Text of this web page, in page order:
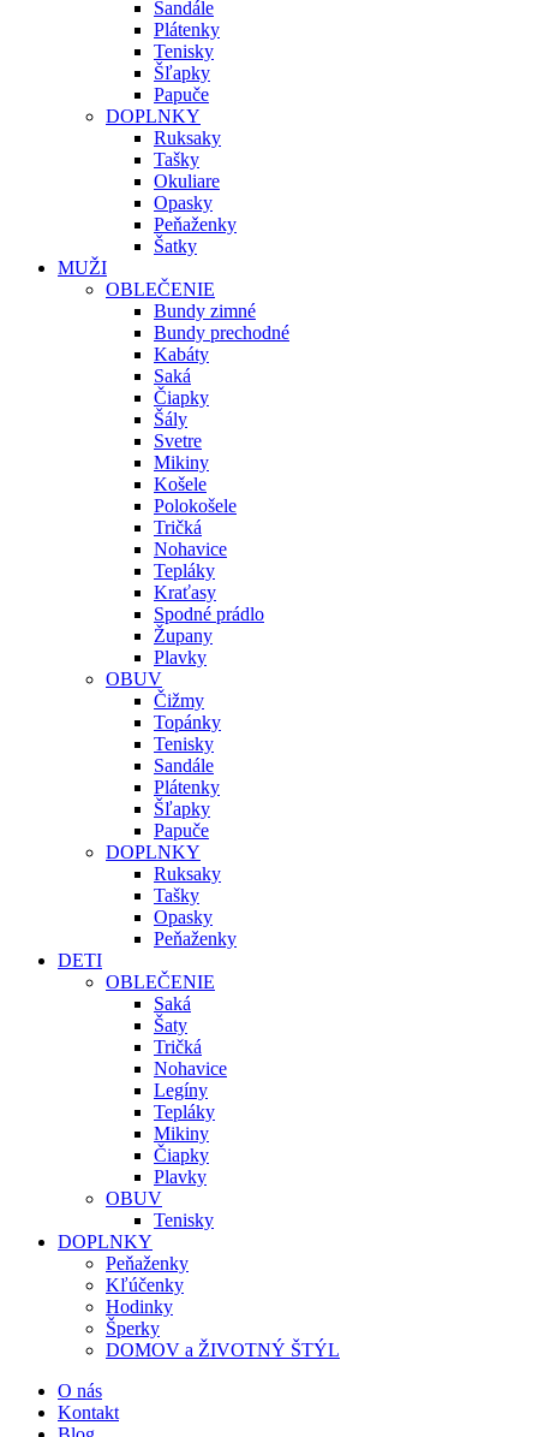
Sandále
Plátenky
Tenisky
Šľapky
Papuče
DOPLNKY
Ruksaky
Tašky
Okuliare
Opasky
Peňaženky
Šatky
MUŽI
OBLEČENIE
Bundy zimné
Bundy prechodné
Kabáty
Saká
Čiapky
Šály
Svetre
Mikiny
Košele
Polokošele
Tričká
Nohavice
Tepláky
Kraťasy
Spodné prádlo
Župany
Plavky
OBUV
Čižmy
Topánky
Tenisky
Sandále
Plátenky
Šľapky
Papuče
DOPLNKY
Ruksaky
Tašky
Opasky
Peňaženky
DETI
OBLEČENIE
Saká
Šaty
Tričká
Nohavice
Legíny
Tepláky
Mikiny
Čiapky
Plavky
OBUV
Tenisky
DOPLNKY
Peňaženky
Kľúčenky
Hodinky
Šperky
DOMOV a ŽIVOTNÝ ŠTÝL
O nás
Kontakt